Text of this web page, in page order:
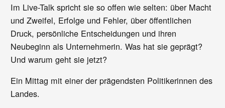
Im Live-Talk spricht sie so offen wie selten: über Macht
und Zweifel, Erfolge und Fehler, über öffentlichen
Druck, persönliche Entscheidungen und ihren
Neubeginn als Unternehmerin. Was hat sie geprägt?
Und warum geht sie jetzt?
Ein Mittag mit einer der prägendsten Politikerinnen des
Landes.